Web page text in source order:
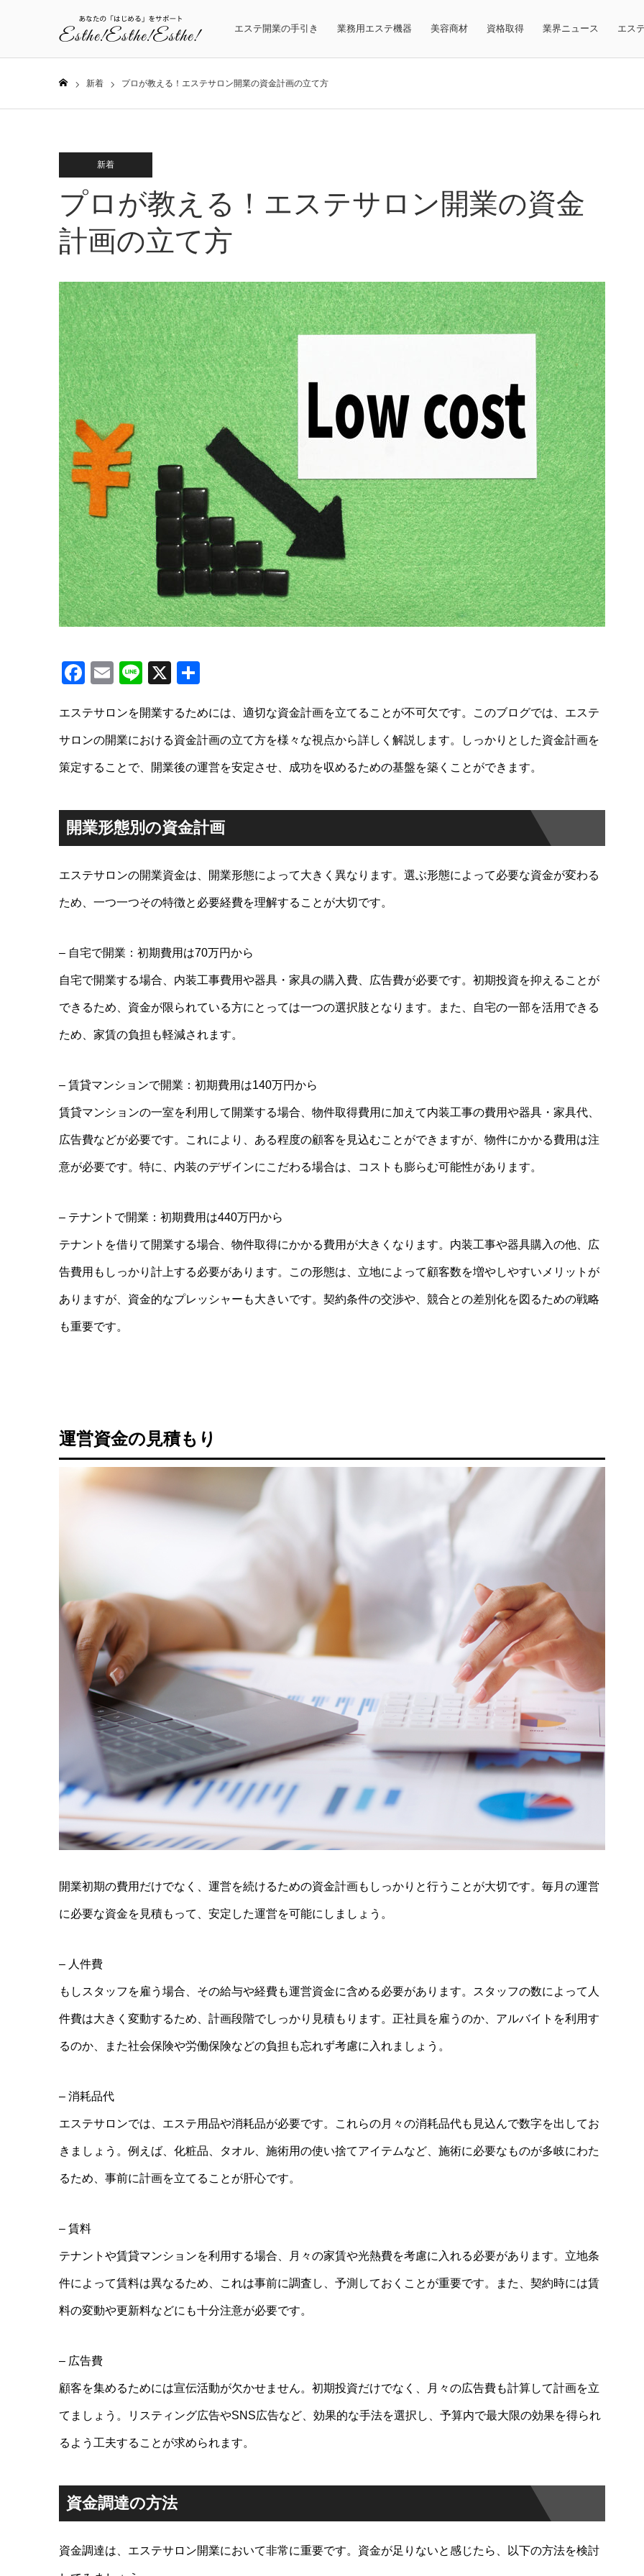
エステ開業の手引き 業務用エステ機器 美容商材 資格取得 業界ニュース エス
新着 プロが教える！エステサロン開業の資金計画の立て方
新着
プロが教える！エステサロン開業の資金
計画の立て方
Facebook
EmailLine
X
エステサロンを開業するためには、適切な資金計画を立てることが不可欠です。このブログでは、エステ
サロンの開業における資金計画の立て方を様々な視点から詳しく解説します。しっかりとした資金計画を
策定することで、開業後の運営を安定させ、成功を収めるための基盤を築くことができます。
開業形態別の資金計画
エステサロンの開業資金は、開業形態によって大きく異なります。選ぶ形態によって必要な資金が変わる
ため、一つ一つその特徴と必要経費を理解することが大切です。
– 自宅で開業：初期費用は70万円から
自宅で開業する場合、内装工事費用や器具・家具の購入費、広告費が必要です。初期投資を抑えることが
できるため、資金が限られている方にとっては一つの選択肢となります。また、自宅の一部を活用できる
ため、家賃の負担も軽減されます。
– 賃貸マンションで開業：初期費用は140万円から
賃貸マンションの一室を利用して開業する場合、物件取得費用に加えて内装工事の費用や器具・家具代、
広告費などが必要です。これにより、ある程度の顧客を見込むことができますが、物件にかかる費用は注
意が必要です。特に、内装のデザインにこだわる場合は、コストも膨らむ可能性があります。
– テナントで開業：初期費用は440万円から
テナントを借りて開業する場合、物件取得にかかる費用が大きくなります。内装工事や器具購入の他、広
告費用もしっかり計上する必要があります。この形態は、立地によって顧客数を増やしやすいメリットが
ありますが、資金的なプレッシャーも大きいです。契約条件の交渉や、競合との差別化を図るための戦略
も重要です。
運営資金の見積もり
開業初期の費用だけでなく、運営を続けるための資金計画もしっかりと行うことが大切です。毎月の運営
に必要な資金を見積もって、安定した運営を可能にしましょう。
– 人件費
もしスタッフを雇う場合、その給与や経費も運営資金に含める必要があります。スタッフの数によって人
件費は大きく変動するため、計画段階でしっかり見積もります。正社員を雇うのか、アルバイトを利用す
るのか、また社会保険や労働保険などの負担も忘れず考慮に入れましょう。
– 消耗品代
エステサロンでは、エステ用品や消耗品が必要です。これらの月々の消耗品代も見込んで数字を出してお
きましょう。例えば、化粧品、タオル、施術用の使い捨てアイテムなど、施術に必要なものが多岐にわた
るため、事前に計画を立てることが肝心です。
– 賃料
テナントや賃貸マンションを利用する場合、月々の家賃や光熱費を考慮に入れる必要があります。立地条
件によって賃料は異なるため、これは事前に調査し、予測しておくことが重要です。また、契約時には賃
料の変動や更新料などにも十分注意が必要です。
– 広告費
顧客を集めるためには宣伝活動が欠かせません。初期投資だけでなく、月々の広告費も計算して計画を立
てましょう。リスティング広告やSNS広告など、効果的な手法を選択し、予算内で最大限の効果を得られ
るよう工夫することが求められます。
資金調達の方法
資金調達は、エステサロン開業において非常に重要です。資金が足りないと感じたら、以下の方法を検討